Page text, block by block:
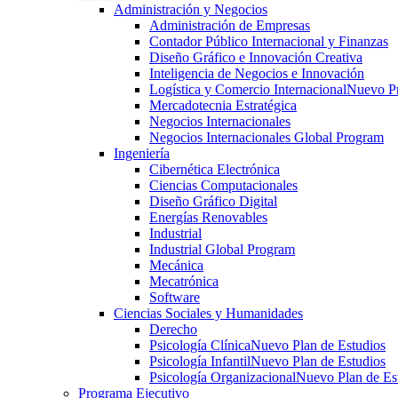
Administración y Negocios
Administración de Empresas
Contador Público Internacional y Finanzas
Diseño Gráfico e Innovación Creativa
Inteligencia de Negocios e Innovación
Logística y Comercio InternacionalNuevo
Mercadotecnia Estratégica
Negocios Internacionales
Negocios Internacionales Global Program
Ingeniería
Cibernética Electrónica
Ciencias Computacionales
Diseño Gráfico Digital
Energías Renovables
Industrial
Industrial Global Program
Mecánica
Mecatrónica
Software
Ciencias Sociales y Humanidades
Derecho
Psicología ClínicaNuevo Plan de Estudios
Psicología InfantilNuevo Plan de Estudios
Psicología OrganizacionalNuevo Plan de
Programa Ejecutivo